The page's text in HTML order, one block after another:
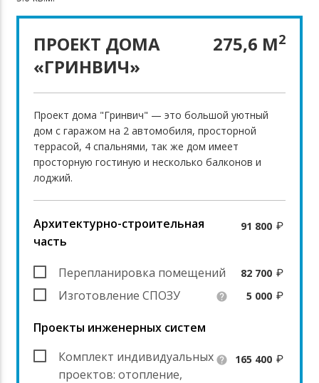
275,6 М2
ПРОЕКТ ДОМА
«ГРИНВИЧ»
Проект дома "Гринвич" — это большой уютный
дом с гаражом на 2 автомобиля, просторной
террасой, 4 спальнями, так же дом имеет
просторную гостиную и несколько балконов и
лоджий.
Архитектурно-строительная
часть
91 800
Перепланировка помещений 82 700
Изготовление СПОЗУ help 5 000
Проекты инженерных систем
Комплект индивидуальных
проектов: отопление,
help 165 400